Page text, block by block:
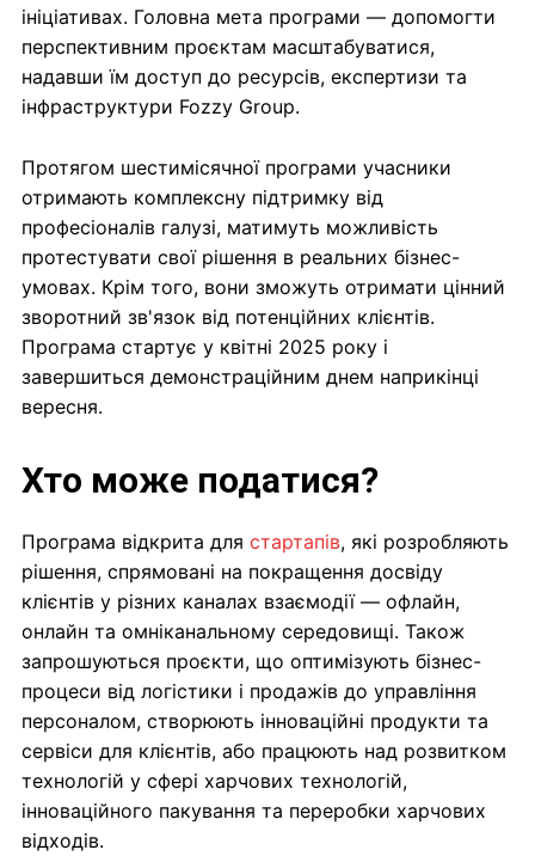
ініціативах. Головна мета програми — допомогти
перспективним проєктам масштабуватися,
надавши їм доступ до ресурсів, експертизи та
інфраструктури Fozzy Group.
Протягом шестимісячної програми учасники
отримають комплексну підтримку від
професіоналів галузі, матимуть можливість
протестувати свої рішення в реальних бізнес-
умовах. Крім того, вони зможуть отримати цінний
зворотний зв'язок від потенційних клієнтів.
Програма стартує у квітні 2025 року і
завершиться демонстраційним днем наприкінці
вересня.
Хто може податися?
Програма відкрита для стартапів, які розробляють
рішення, спрямовані на покращення досвіду
клієнтів у різних каналах взаємодії — офлайн,
онлайн та омніканальному середовищі. Також
запрошуються проєкти, що оптимізують бізнес-
процеси від логістики і продажів до управління
персоналом, створюють інноваційні продукти та
сервіси для клієнтів, або працюють над розвитком
технологій у сфері харчових технологій,
інноваційного пакування та переробки харчових
відходів.